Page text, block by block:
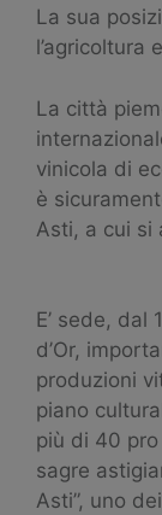
La sua
l’agricoltura
La città
vinicola di
è
Asti, a cui si
E’ sede, dal
d’Or,
produzioni
piano
più di 40 pro
sagre
Asti”, uno